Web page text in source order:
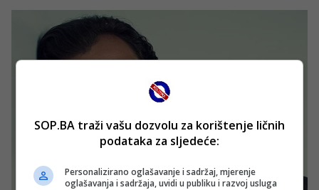
SOP.BA traži vašu dozvolu za korištenje ličnih
podataka za sljedeće:
Personalizirano oglašavanje i sadržaj, mjerenje
oglašavanja i sadržaja, uvidi u publiku i razvoj usluga